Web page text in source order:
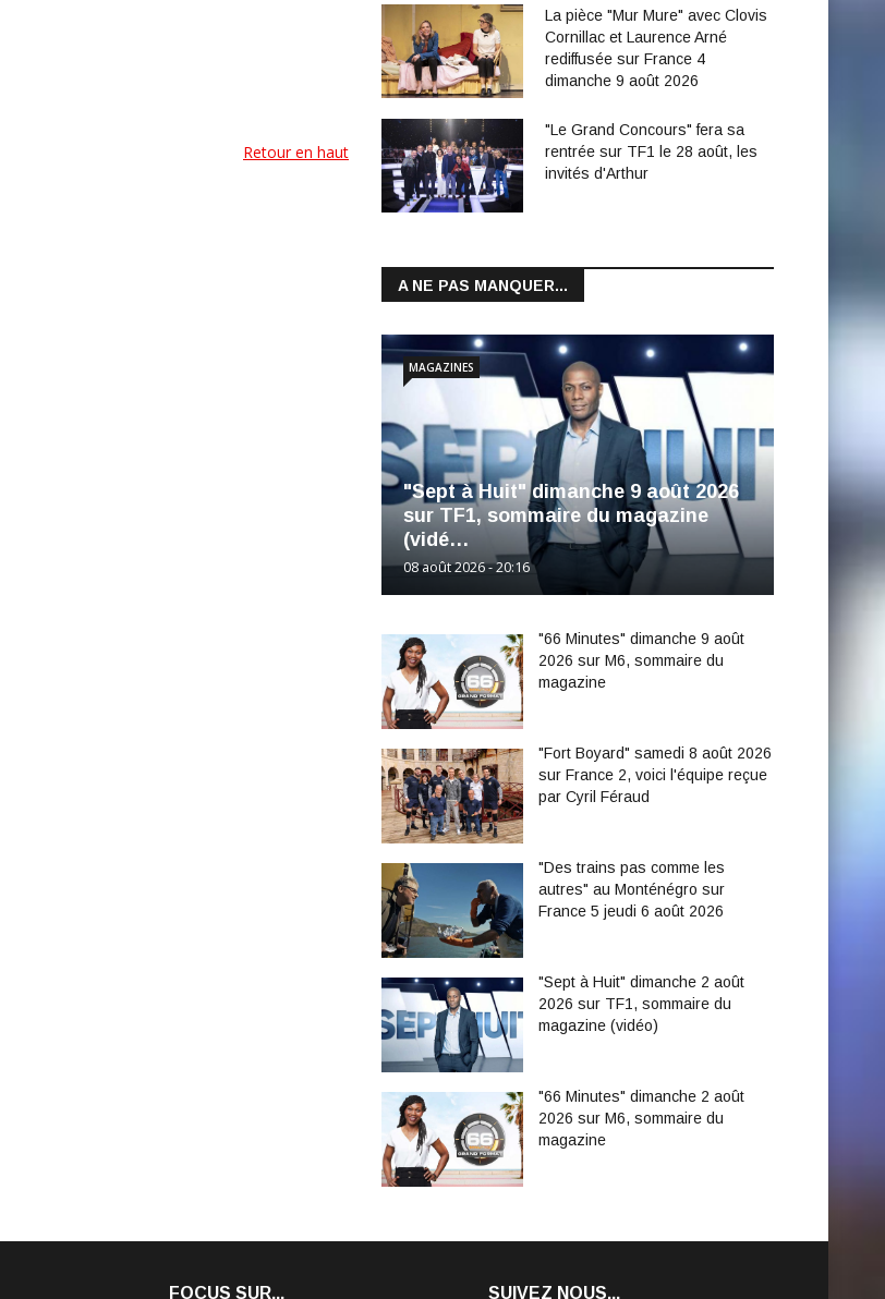
Retour en haut
La pièce "Mur Mure" avec Clovis
Cornillac et Laurence Arné
rediffusée sur France 4
dimanche 9 août 2026
"Le Grand Concours" fera sa
rentrée sur TF1 le 28 août, les
invités d'Arthur
A NE PAS MANQUER...
"Sept à Huit" dimanche 9 août 2026
sur TF1, sommaire du magazine
(vidé…
08 août 2026 - 20:16
MAGAZINES
"66 Minutes" dimanche 9 août
2026 sur M6, sommaire du
magazine
"Fort Boyard" samedi 8 août 2026
sur France 2, voici l'équipe reçue
par Cyril Féraud
"Des trains pas comme les
autres" au Monténégro sur
France 5 jeudi 6 août 2026
"Sept à Huit" dimanche 2 août
2026 sur TF1, sommaire du
magazine (vidéo)
"66 Minutes" dimanche 2 août
2026 sur M6, sommaire du
magazine
FOCUS SUR... SUIVEZ NOUS...